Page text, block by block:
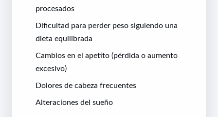
procesados
Dificultad para perder peso siguiendo una
dieta equilibrada
Cambios en el apetito (pérdida o aumento
excesivo)
Dolores de cabeza frecuentes
Alteraciones del sueño